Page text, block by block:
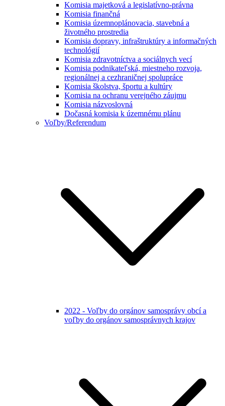
Komisia majetková a legislatívno-právna
Komisia finančná
Komisia územnoplánovacia, stavebná a
životného prostredia
Komisia dopravy, infraštruktúry a informačných
technológií
Komisia zdravotníctva a sociálnych vecí
Komisia podnikateľská, miestneho rozvoja,
regionálnej a cezhraničnej spolupráce
Komisia školstva, športu a kultúry
Komisia na ochranu verejného záujmu
Komisia názvoslovná
Dočasná komisia k územnému plánu
Voľby/Referendum
2022 - Voľby do orgánov samosprávy obcí a
voľby do orgánov samosprávnych krajov